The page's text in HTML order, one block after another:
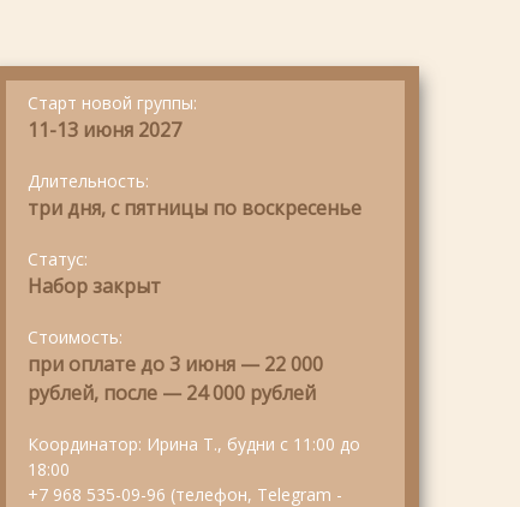
Старт новой группы:
11-13 июня 2027
Длительность:
три дня, с пятницы по воскресенье
Статус:
Набор закрыт
Стоимость:
при оплате до 3 июня — 22 000
рублей, после — 24 000 рублей
Координатор: Ирина Т., будни с 11:00 до
18:00
+7 968 535-09-96 (телефон, Telegram -